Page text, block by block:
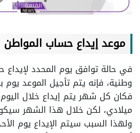
موعد إيداع حساب
في حالة توافق يوم المحدد لإيداع
وطنية، فإنه يتم تأجيل الموعد يوم
ميلادي، لكن خلال هذا الشهر